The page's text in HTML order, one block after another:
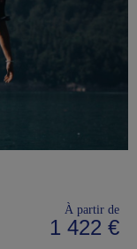
À partir de
1 422 €